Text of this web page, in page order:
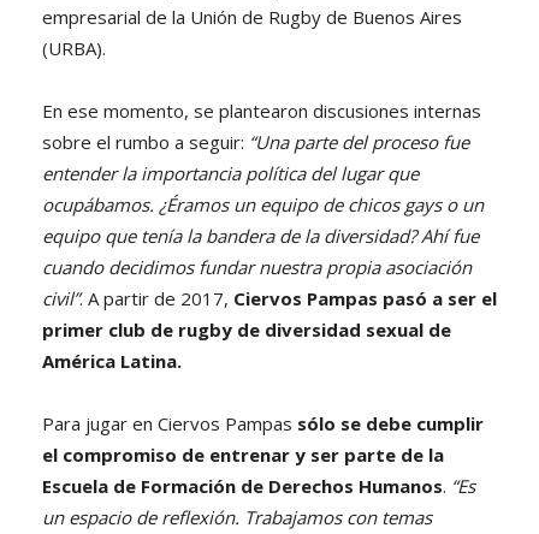
empresarial de la Unión de Rugby de Buenos Aires
(URBA).
En ese momento, se plantearon discusiones internas
sobre el rumbo a seguir: “Una parte del proceso fue
entender la importancia política del lugar que
ocupábamos. ¿Éramos un equipo de chicos gays o un
equipo que tenía la bandera de la diversidad? Ahí fue
cuando decidimos fundar nuestra propia asociación
civil”. A partir de 2017, Ciervos Pampas pasó a ser el
primer club de rugby de diversidad sexual de
América Latina.
Para jugar en Ciervos Pampas sólo se debe cumplir
el compromiso de entrenar y ser parte de la
Escuela de Formación de Derechos Humanos. “Es
un espacio de reflexión. Trabajamos con temas